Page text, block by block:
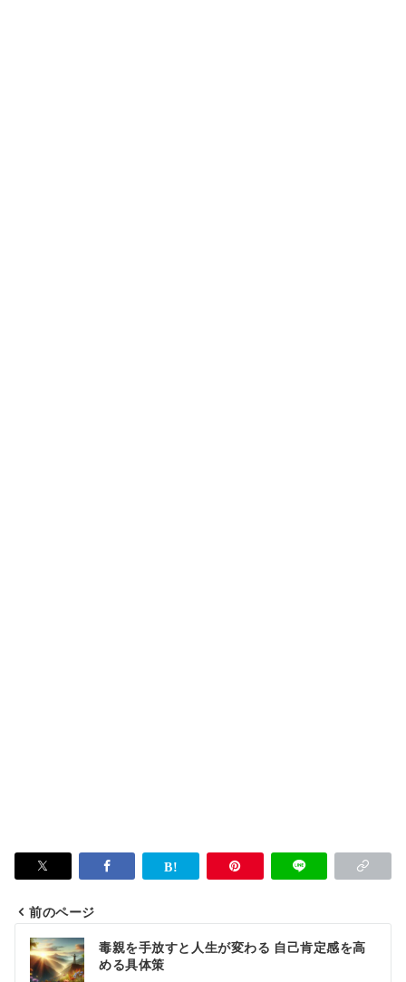
投
稿
前のページ
毒親を手放すと人生が変わる 自己肯定感を高
める具体策